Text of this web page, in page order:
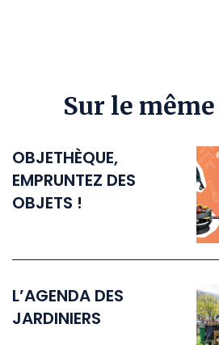
Sur le même
OBJETHÈQUE,
EMPRUNTEZ DES
OBJETS !
L’AGENDA DES
JARDINIERS